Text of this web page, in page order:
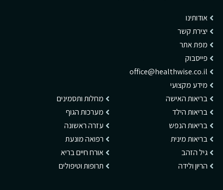
אודותינו
יצירת קשר
מפת אתר
פייסבוק
office@healthwise.co.il
מידע מקצועי
בריאות האישה
בריאות הילד
בריאות הנפש
בריאות מינית
גיל הזהב
הריון ולידה
מחלות ותסמינים
מערכות הגוף
עזרה ראשונה
רפואה מונעת
אורח חיים בריא
תרופות וטיפולים